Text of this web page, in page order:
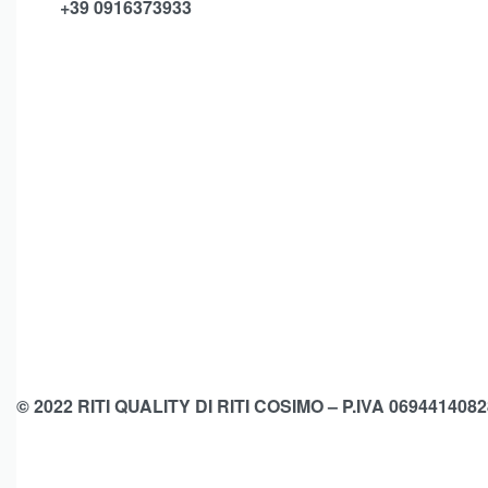
+39 0916373933
© 2022 RITI QUALITY DI RITI COSIMO – P.IVA